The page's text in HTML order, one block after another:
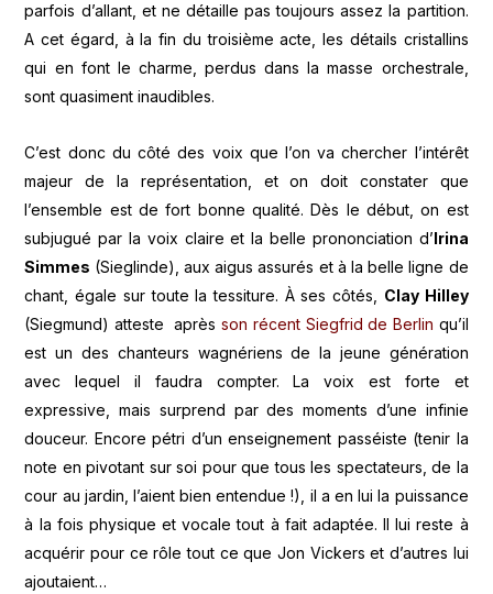
parfois d’allant, et ne détaille pas toujours assez la partition.
A cet égard, à la fin du troisième acte, les détails cristallins
qui en font le charme, perdus dans la masse orchestrale,
sont quasiment inaudibles.
C’est donc du côté des voix que l’on va chercher l’intérêt
majeur de la représentation, et on doit constater que
l’ensemble est de fort bonne qualité. Dès le début, on est
subjugué par la voix claire et la belle prononciation d’Irina
Simmes (Sieglinde), aux aigus assurés et à la belle ligne de
chant, égale sur toute la tessiture. À ses côtés, Clay Hilley
(Siegmund) atteste aprèsson récent Siegfrid de Berlin qu’il
est un des chanteurs wagnériens de la jeune génération
avec lequel il faudra compter. La voix est forte et
expressive, mais surprend par des moments d’une infinie
douceur. Encore pétri d’un enseignement passéiste (tenir la
note en pivotant sur soi pour que tous les spectateurs, de la
cour au jardin, l’aient bien entendue !), il a en lui la puissance
à la fois physique et vocale tout à fait adaptée. Il lui reste à
acquérir pour ce rôle tout ce que Jon Vickers et d’autres lui
ajoutaient…